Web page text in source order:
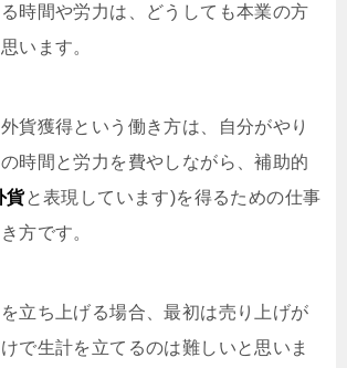
時間や労力は、どうしても本業の方
います。
貨獲得という働き方は、自分がやり
時間と労力を費やしながら、補助的
貨と表現しています)を得るための仕事
方です。
立ち上げる場合、最初は売り上げが
で生計を立てるのは難しいと思いま